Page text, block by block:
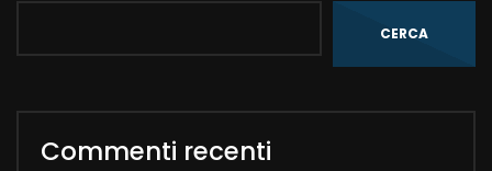
CERCA
Commenti recenti